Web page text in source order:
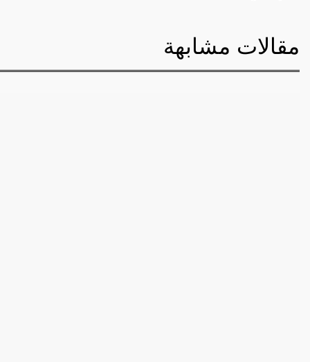
مقالات مشابهة